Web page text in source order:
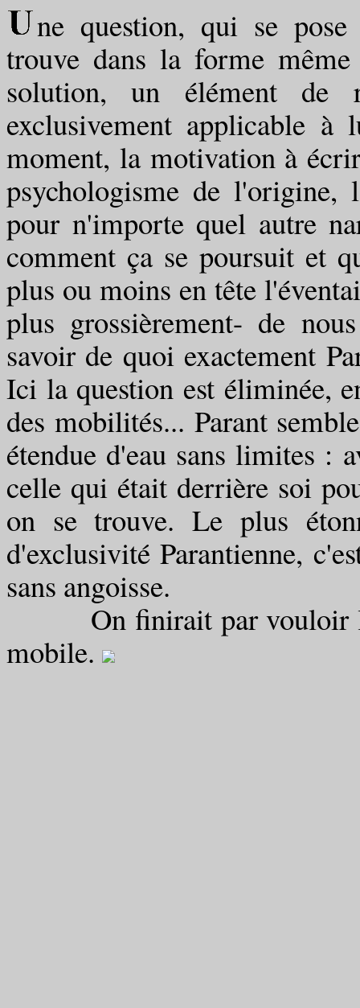
ne question, qui se
trouve dans la forme
solution, un élément de
exclusivement applicable
moment, la motivation à
psychologisme de l'origine,
pour n'importe quel autre
comment ça se poursuit et
plus ou moins en tête
plus grossièrement- de
savoir de quoi exactement
Ici la question est éliminée,
des mobilités... Parant
étendue d'eau sans limites :
celle qui était derrière soi
on se trouve. Le plus
d'exclusivité Parantienne,
sans angoisse.
On finirait par vouloir le
mobile.